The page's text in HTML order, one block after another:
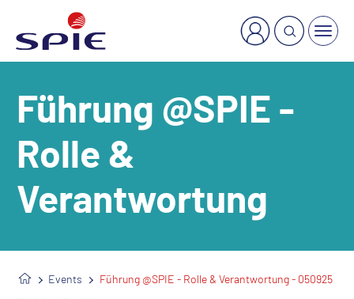
Führung @SPIE -
Rolle &
Verantwortung
Events Führung @SPIE - Rolle & Verantwortung - 050925